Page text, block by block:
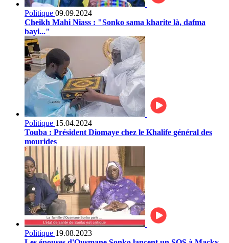
Politique 09.09.2024
Cheikh Mahi Niass : "Sonko sama kharite là, dafma
bayi..."
Politique 15.04.2024
Touba : Président Diomaye chez le Khalife général des
mourides
Politique 19.08.2023